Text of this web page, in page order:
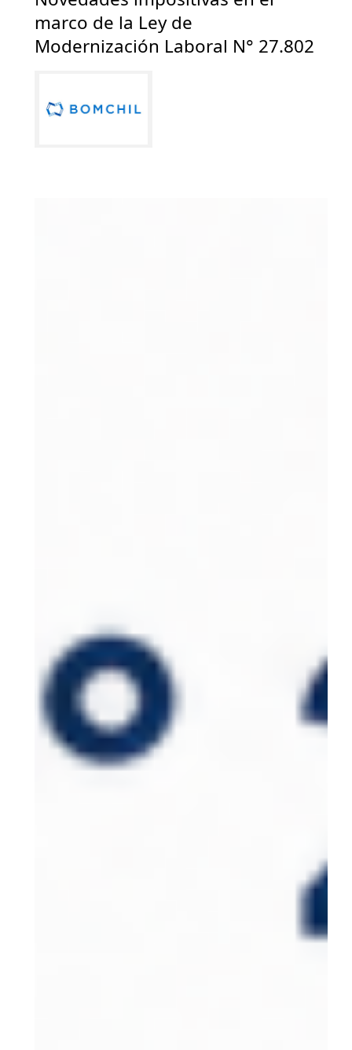
marco de la Ley de
Modernización Laboral N° 27.802